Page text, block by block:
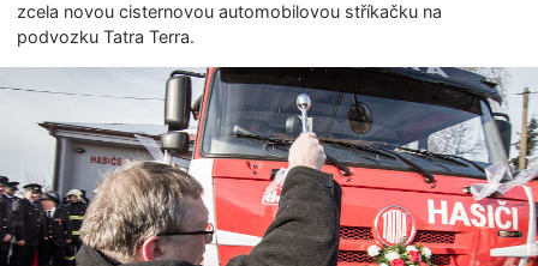
zcela novou cisternovou automobilovou stříkačku na
podvozku Tatra Terra.